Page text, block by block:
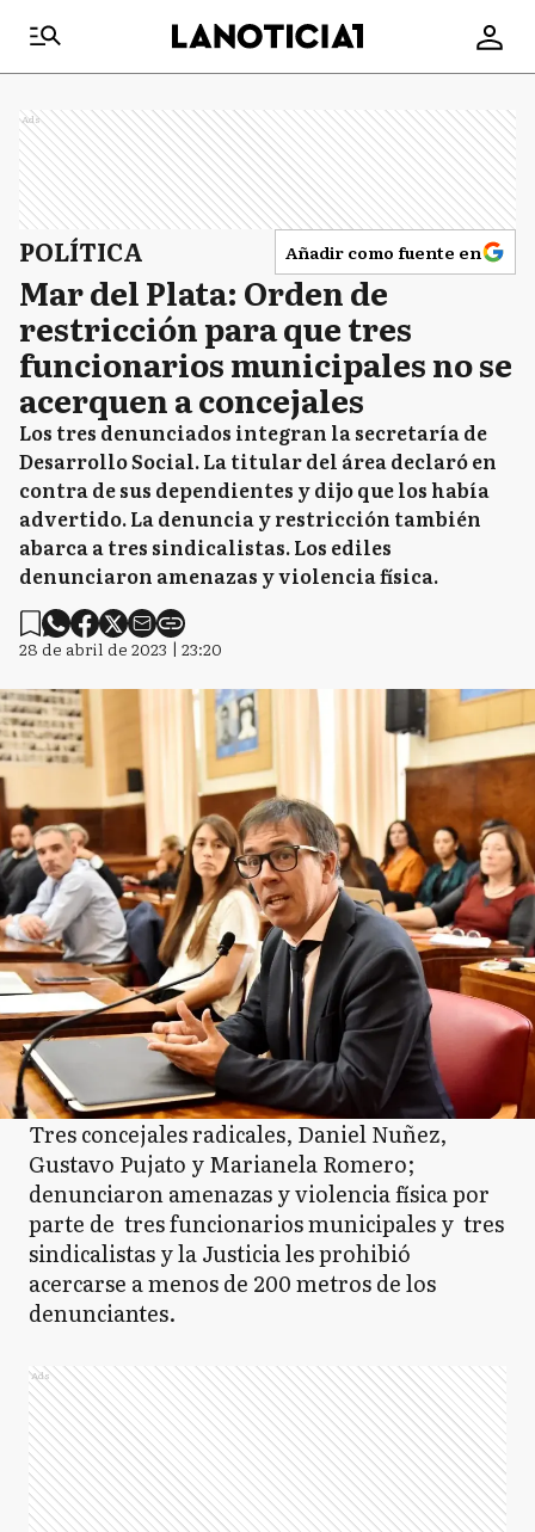
Ads
POLÍTICA Añadir como fuente en
Mar del Plata: Orden de
restricción para que tres
funcionarios municipales no se
acerquen a concejales
Los tres denunciados integran la secretaría de
Desarrollo Social. La titular del área declaró en
contra de sus dependientes y dijo que los había
advertido. La denuncia y restricción también
abarca a tres sindicalistas. Los ediles
denunciaron amenazas y violencia física.
28 de abril de 2023 | 23:20
Tres concejales radicales, Daniel Nuñez,
Gustavo Pujato y Marianela Romero;
denunciaron amenazas y violencia física por
parte de tres funcionarios municipales y tres
sindicalistas y la Justicia les prohibió
acercarse a menos de 200 metros de los
denunciantes.
Ads